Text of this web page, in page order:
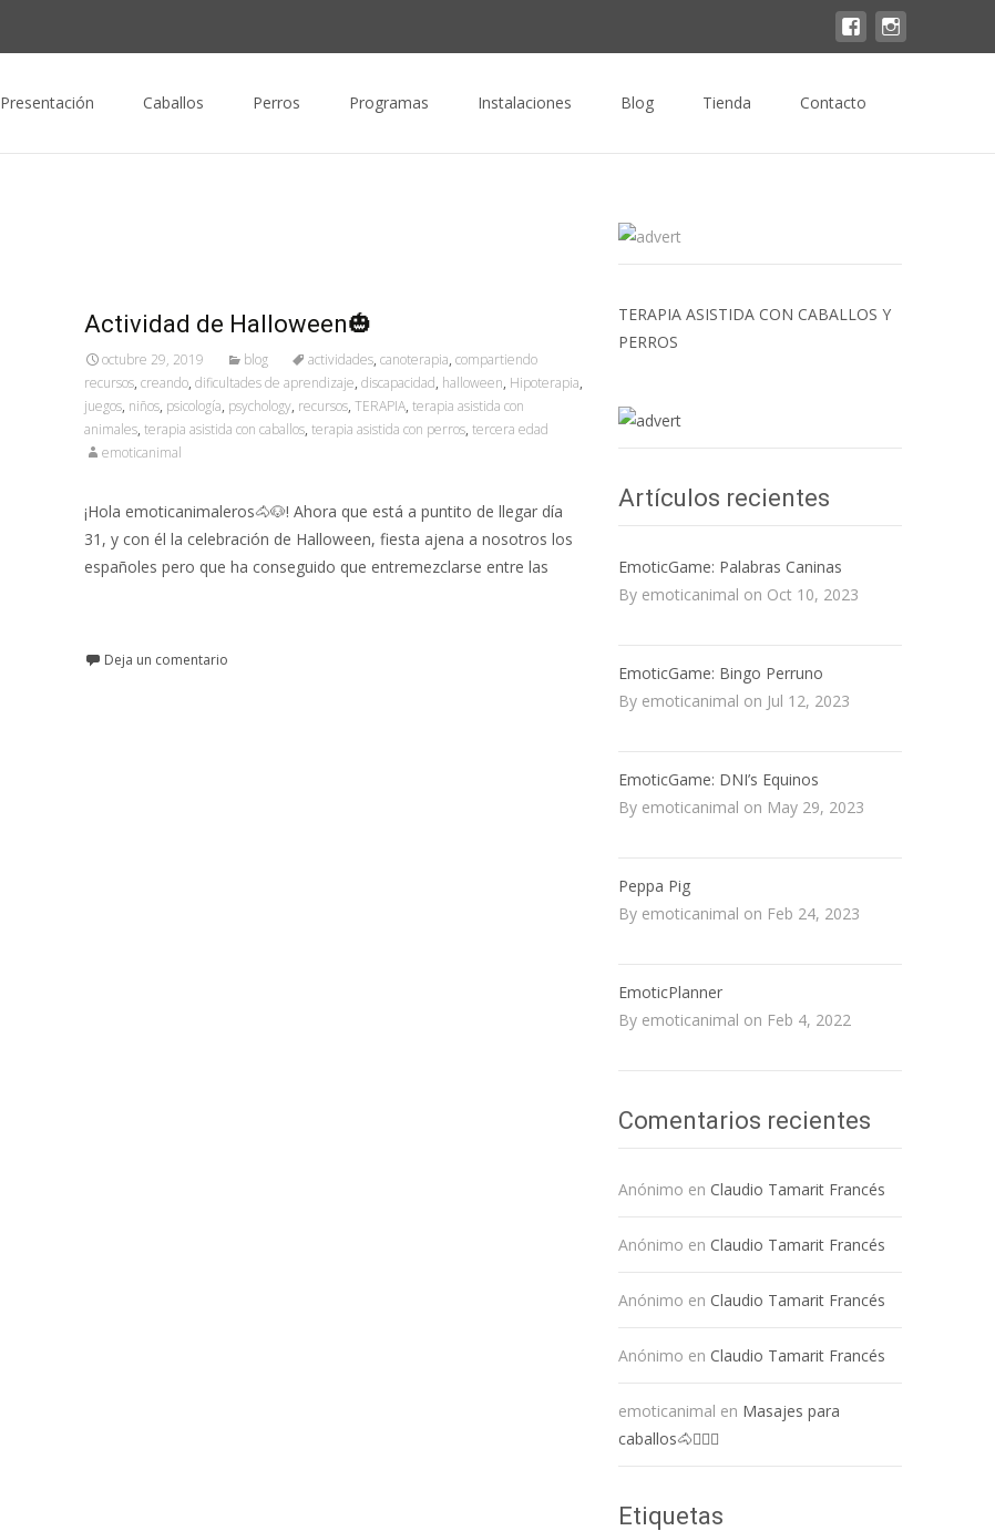
Presentación Caballos Perros Programas Instalaciones Blog Tienda Contacto
Actividad de Halloween🎃
octubre 29, 2019 blog actividades, canoterapia, compartiendo
recursos, creando, dificultades de aprendizaje, discapacidad, halloween, Hipoterapia,
juegos, niños, psicología, psychology, recursos, TERAPIA, terapia asistida con
animales, terapia asistida con caballos, terapia asistida con perros, tercera edad
emoticanimal
¡Hola emoticanimaleros🐴🐶! Ahora que está a puntito de llegar día
31, y con él la celebración de Halloween, fiesta ajena a nosotros los
españoles pero que ha conseguido que entremezclarse entre las
Deja un comentario
TERAPIA ASISTIDA CON CABALLOS Y
PERROS
Artículos recientes
EmoticGame: Palabras Caninas
By emoticanimal on Oct 10, 2023
EmoticGame: Bingo Perruno
By emoticanimal on Jul 12, 2023
EmoticGame: DNI’s Equinos
By emoticanimal on May 29, 2023
Peppa Pig
By emoticanimal on Feb 24, 2023
EmoticPlanner
By emoticanimal on Feb 4, 2022
Comentarios recientes
Anónimo en Claudio Tamarit Francés
Anónimo en Claudio Tamarit Francés
Anónimo en Claudio Tamarit Francés
Anónimo en Claudio Tamarit Francés
emoticanimal en Masajes para
caballos🐴💆🏻‍♀️
Etiquetas